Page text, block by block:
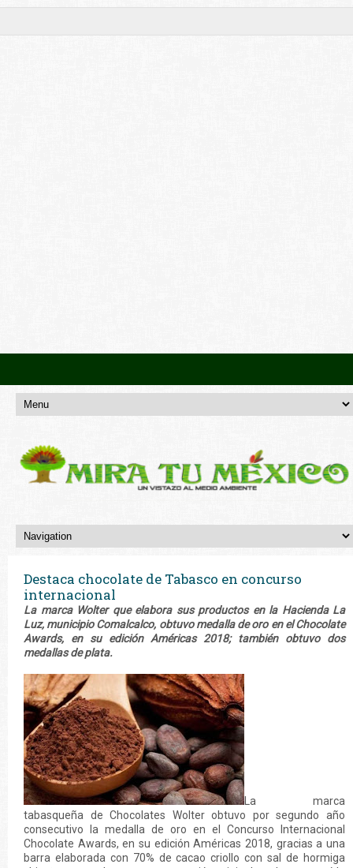
Destaca chocolate de Tabasco en concurso
internacional
La marca Wolter que elabora sus productos en la Hacienda La
Luz, municipio Comalcalco, obtuvo medalla de oro en el Chocolate
Awards, en su edición Américas 2018; también obtuvo dos
medallas de plata.
La marca
tabasqueña de Chocolates Wolter obtuvo por segundo año
consecutivo la medalla de oro en el Concurso Internacional
Chocolate Awards, en su edición Américas 2018, gracias a una
barra elaborada con 70% de cacao criollo con sal de hormiga